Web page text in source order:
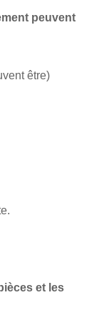
peuvent
être)
et les